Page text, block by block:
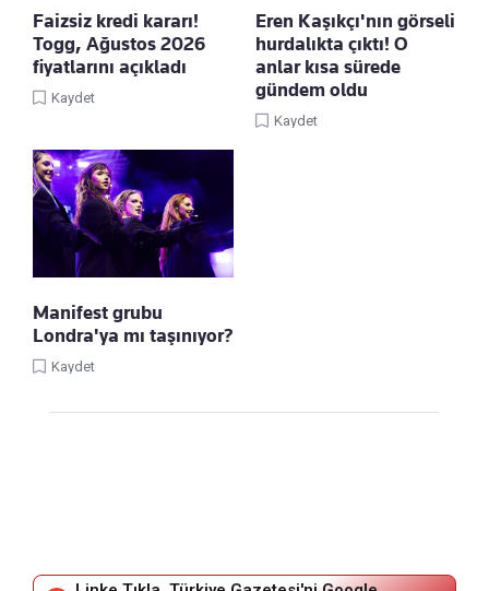
Faizsiz kredi kararı!
Togg, Ağustos 2026
fiyatlarını açıkladı
Kaydet
Eren Kaşıkçı'nın görseli
hurdalıkta çıktı! O
anlar kısa sürede
gündem oldu
Kaydet
Manifest grubu
Londra'ya mı taşınıyor?
Kaydet